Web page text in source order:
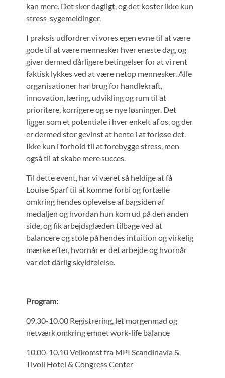
kan mere. Det sker dagligt, og det koster ikke kun
stress-sygemeldinger.
I praksis udfordrer vi vores egen evne til at være
gode til at være mennesker hver eneste dag, og
giver dermed dårligere betingelser for at vi rent
faktisk lykkes ved at være netop mennesker. Alle
organisationer har brug for handlekraft,
innovation, læring, udvikling og rum til at
prioritere, korrigere og se nye løsninger. Det
ligger som et potentiale i hver enkelt af os, og der
er dermed stor gevinst at hente i at forløse det.
Ikke kun i forhold til at forebygge stress, men
også til at skabe mere succes.
Til dette event, har vi været så heldige at få
Louise Sparf til at komme forbi og fortælle
omkring hendes oplevelse af bagsiden af
medaljen og hvordan hun kom ud på den anden
side, og fik arbejdsglæden tilbage ved at
balancere og stole på hendes intuition og virkelig
mærke efter, hvornår er det arbejde og hvornår
var det dårlig skyldfølelse.
Program:
09.30-10.00 Registrering, let morgenmad og
netværk omkring emnet work-life balance
10.00-10.10 Velkomst fra MPI Scandinavia &
Tivoli Hotel & Congress Center